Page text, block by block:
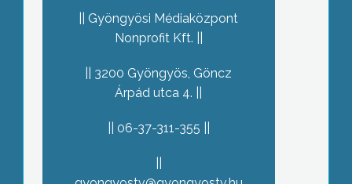
Gyöngyösi Médiaközpont
Nonprofit Kft.
3200 Gyöngyös, Göncz
Árpád utca 4.
06-37-311-355